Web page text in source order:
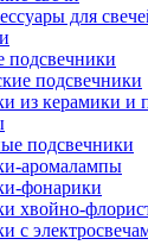
для
подсвечники
подсвечники
из керамики и
подсвечники
аромалампы
фонарики
хвойно-
с